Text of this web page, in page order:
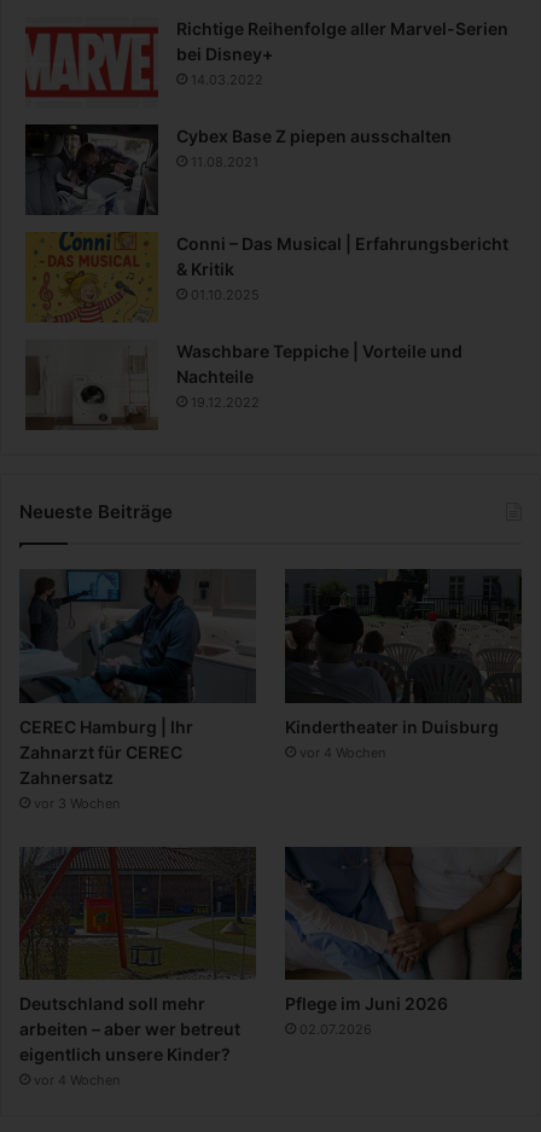
Richtige Reihenfolge aller Marvel-Serien
bei Disney+
14.03.2022
Cybex Base Z piepen ausschalten
11.08.2021
Conni – Das Musical | Erfahrungsbericht
& Kritik
01.10.2025
Waschbare Teppiche | Vorteile und
Nachteile
19.12.2022
Neueste Beiträge
CEREC Hamburg | Ihr
Zahnarzt für CEREC
Zahnersatz
vor 3 Wochen
Kindertheater in Duisburg
vor 4 Wochen
Deutschland soll mehr
arbeiten – aber wer betreut
eigentlich unsere Kinder?
vor 4 Wochen
Pflege im Juni 2026
02.07.2026